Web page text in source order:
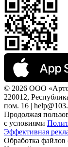
© 2026 ООО
220012,
пом. 16 |
Продолжая
с условиями
Эффективная
Обработка файлов